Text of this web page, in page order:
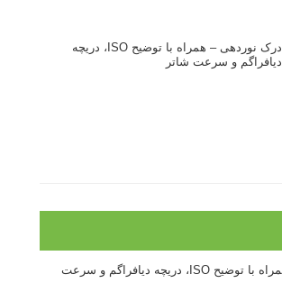
درک نوردهی – همراه با توضیح ISO، دریچه
دیافراگم و سرعت شاتر
درک نوردهی – همراه با توضیح ISO، دریچه دیافراگم و سرعت